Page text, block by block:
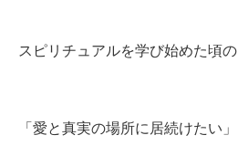
スピリチュアルを学び始めた頃の
「愛と真実の場所に居続けたい」